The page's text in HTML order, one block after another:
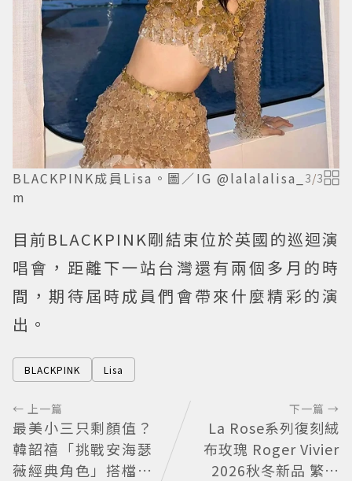
BLACKPINK成員Lisa。圖／IG @lalalalisa_
m
3/3
目前BLACKPINK剛結束位於英國的巡迴演
唱會，距離下一站台灣還有兩個多月的時
間，期待屆時成員們會帶來什麼精彩的演
出。
BLACKPINK Lisa
← 上一篇
最美小三只剩顏值？
韓韶禧「挑戰安海瑟
薇經典角色」搭檔影
下一篇 →
La Rose系列復刻絨
布玫瑰 Roger Vivier
2026秋冬新品 繁花